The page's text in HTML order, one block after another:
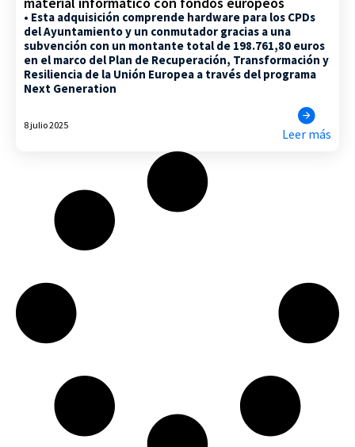
• Esta adquisición comprende hardware para los CPDs
del Ayuntamiento y un conmutador gracias a una
subvención con un montante total de 198.761,80 euros
en el marco del Plan de Recuperación, Transformación y
Resiliencia de la Unión Europea a través del programa
Next Generation
8 julio 2025
Leer más